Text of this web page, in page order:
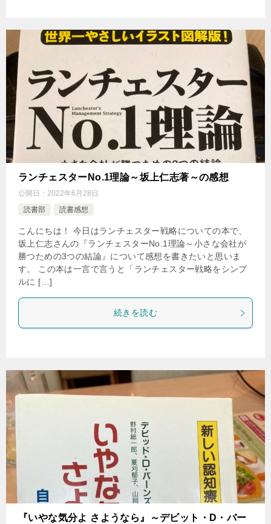
ランチェスターNo.1理論～坂上仁志著～の感想
公開日： 2022年6月28日
読書部
読書感想
こんにちは！ 今日はランチェスター戦略についての本で、
坂上仁志さんの『ランチェスターNo.1理論～小さな会社が
勝つための3つの結論』について感想を書きたいと思いま
す。 この本は一言で言うと「ランチェスター戦略をシンプ
ルに […]
続きを読む
『いやな気分よ さようなら』～デビット・D・バー